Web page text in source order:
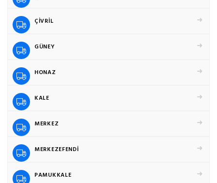
ÇİVRİL
GÜNEY
HONAZ
KALE
MERKEZ
MERKEZEFENDİ
PAMUKKALE